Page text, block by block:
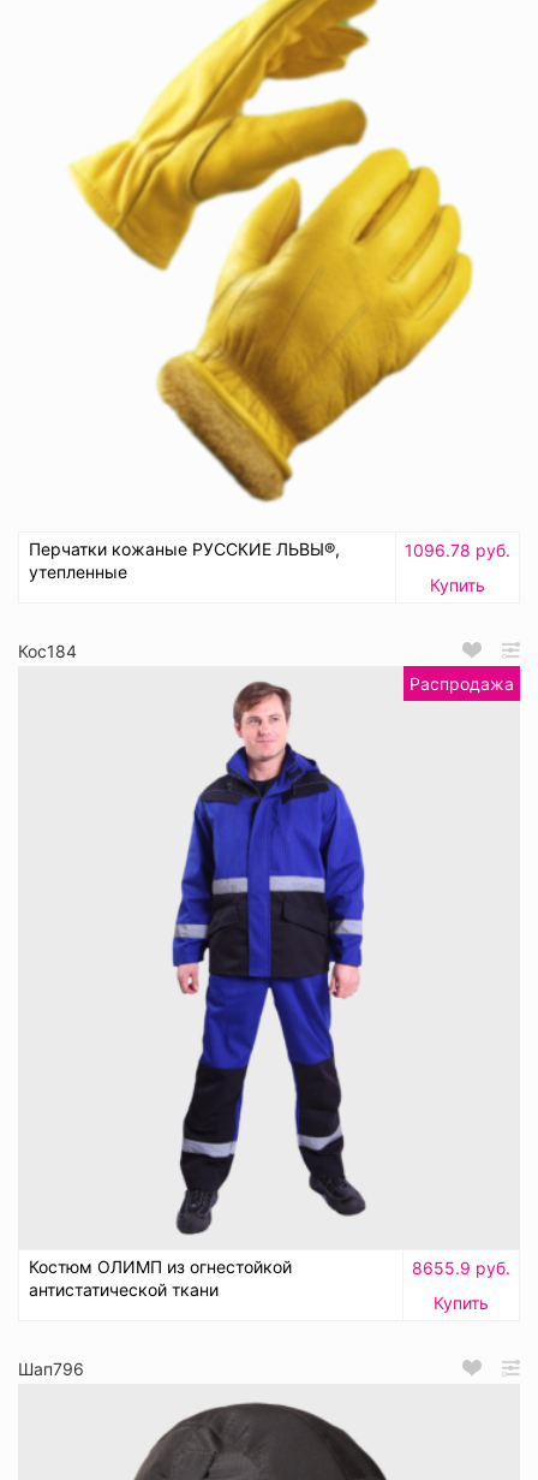
Перчатки кожаные РУССКИЕ ЛЬВЫ®,
утепленные
1096.78 руб.
Купить
Кос184
Распродажа
Костюм ОЛИМП из огнестойкой
антистатической ткани
8655.9 руб.
Купить
Шап796